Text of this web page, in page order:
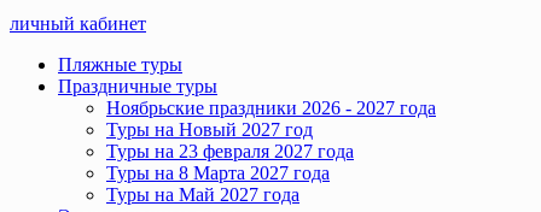
личный кабинет
Пляжные туры
Праздничные туры
Ноябрьские праздники 2026 - 2027 года
Туры на Новый 2027 год
Туры на 23 февраля 2027 года
Туры на 8 Марта 2027 года
Туры на Май 2027 года